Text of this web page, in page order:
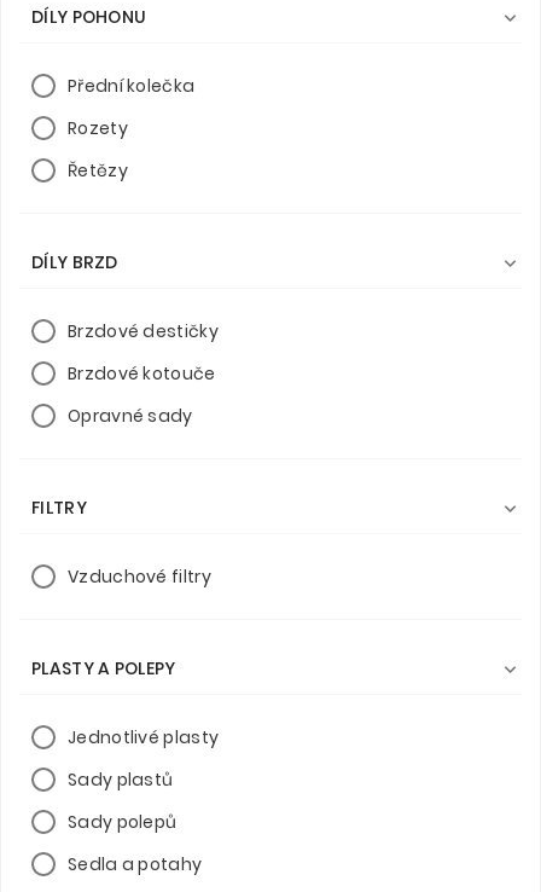
DÍLY POHONU 
Přední kolečka
Rozety
Řetězy
DÍLY BRZD 
Brzdové destičky
Brzdové kotouče
Opravné sady
FILTRY 
Vzduchové filtry
PLASTY A POLEPY 
Jednotlivé plasty
Sady plastů
Sady polepů
Sedla a potahy